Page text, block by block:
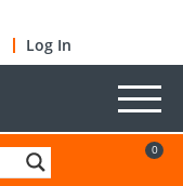
Log In
0